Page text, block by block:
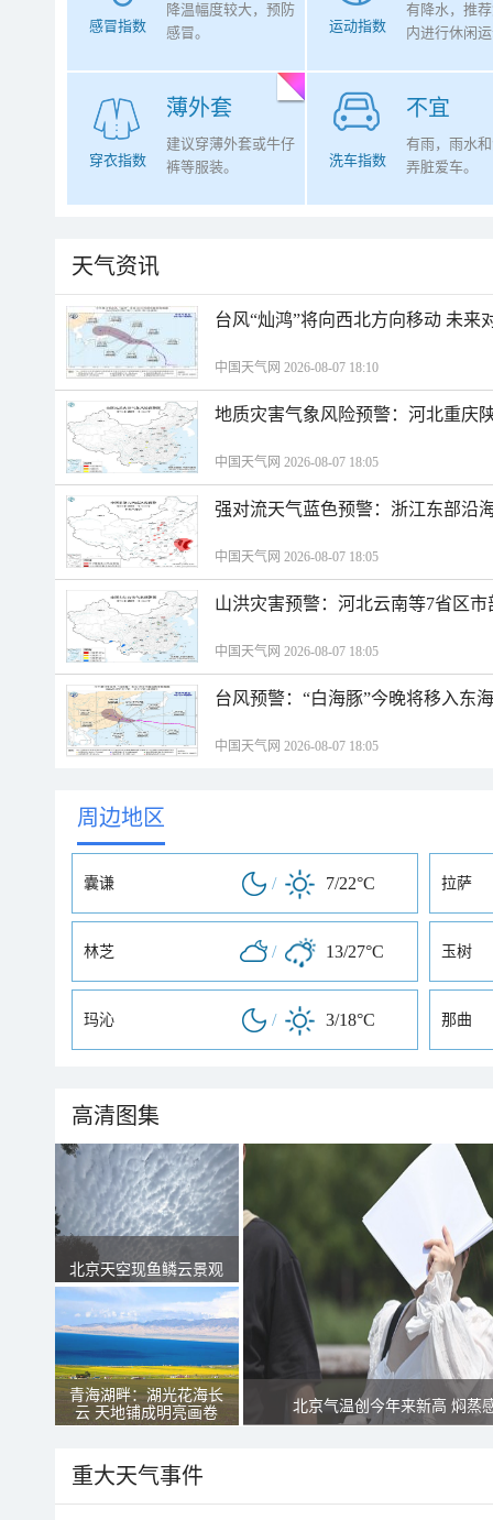
感冒指数
降温幅度较大，预防
感冒。
运动指数
有降水，推
内进行休闲
薄外套
穿衣指数
建议穿薄外套或牛仔
裤等服装。
不宜
洗车指数
有雨，雨水
弄脏爱车。
天气资讯
台风“灿鸿”将向西北方向移动 未来
中国天气网 2026-08-07 18:10
地质灾害气象风险预警：河北重庆
中国天气网 2026-08-07 18:05
强对流天气蓝色预警：浙江东部沿
中国天气网 2026-08-07 18:05
山洪灾害预警：河北云南等7省区
中国天气网 2026-08-07 18:05
台风预警：“白海豚”今晚将移入东
中国天气网 2026-08-07 18:05
周边地区
囊谦 / 7/22°C 拉萨
林芝 / 13/27°C 玉树
玛沁 / 3/18°C 那曲
高清图集
北京天空现鱼鳞云景观
青海湖畔：湖光花海长
云 天地铺成明亮画卷
北京气温创今年来新高 焖蒸
重大天气事件